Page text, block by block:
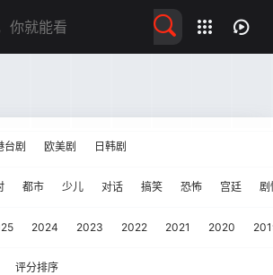
台剧 欧美剧 日韩剧
都市 少儿 对话 搞笑 恐怖 宫廷 剧
2024 2023 2022 2021 2020
评分排序